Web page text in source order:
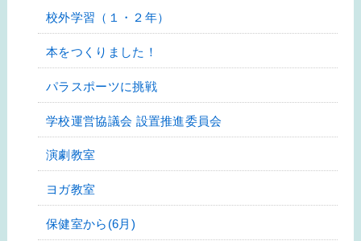
校外学習（１・２年）
本をつくりました！
パラスポーツに挑戦
学校運営協議会 設置推進委員会
演劇教室
ヨガ教室
保健室から(6月)